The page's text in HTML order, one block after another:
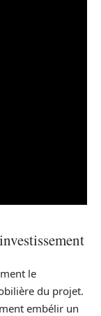
le
du projet.
embélir un